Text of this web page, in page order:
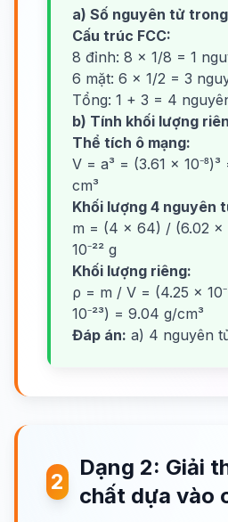
a) Số nguyên tử trong
Cấu trúc FCC:
8 đỉnh: 8 × 1/8 = 1
6 mặt: 6 × 1/2 = 3
Tổng: 1 + 3 = 4
b) Tính khối lượng
Thể tích ô mạng:
V = a³ = (3.61 × 10⁻⁸)³
cm³
Khối lượng 4 nguyên
m = (4 × 64) / (6.02 ×
10⁻²² g
Khối lượng riêng:
ρ = m / V = (4.25 ×
10⁻²³) = 9.04 g/cm³
Đáp án: a) 4 nguyên
2
Dạng 2: Giải
chất dựa vào